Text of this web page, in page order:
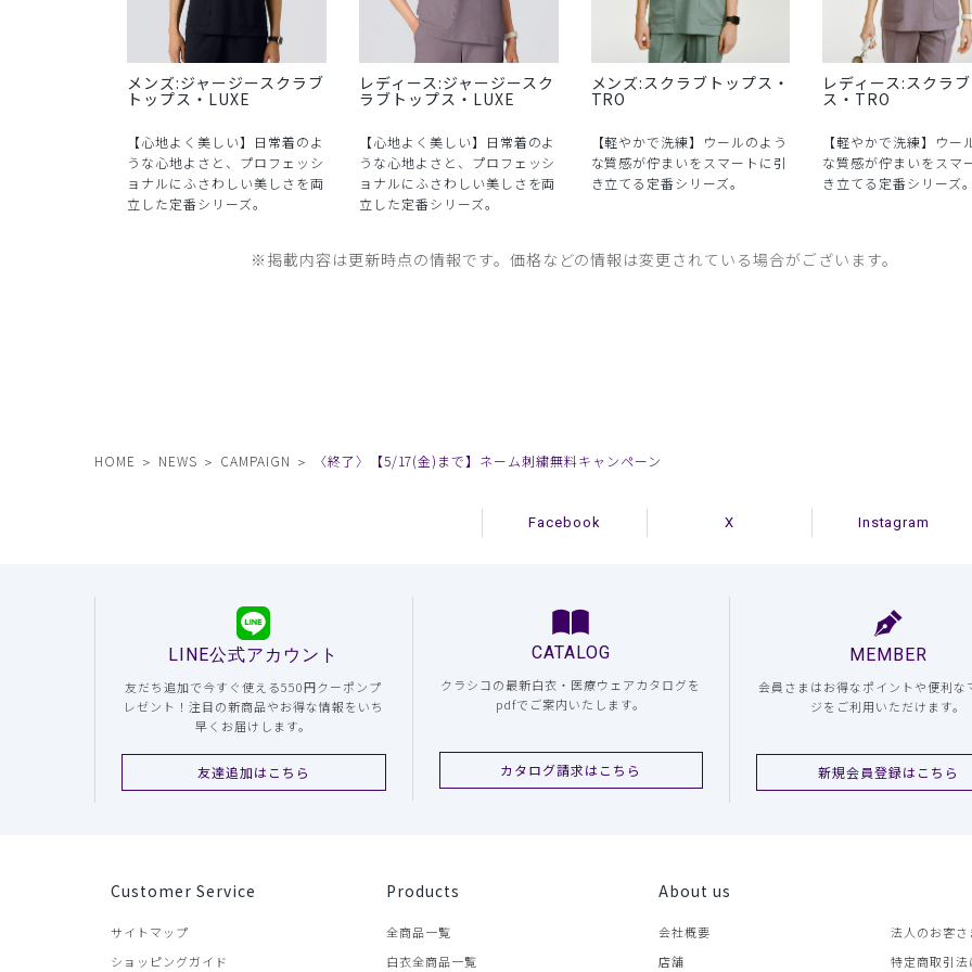
メンズ:ジャージースクラブ
トップス・LUXE
【心地よく美しい】日常着のよ
うな心地よさと、プロフェッシ
ョナルにふさわしい美しさを両
立した定番シリーズ。
レディース:ジャージースク
ラブトップス・LUXE
【心地よく美しい】日常着のよ
うな心地よさと、プロフェッシ
ョナルにふさわしい美しさを両
立した定番シリーズ。
メンズ:スクラブトップス・
TRO
【軽やかで洗練】ウールのよう
な質感が佇まいをスマートに引
き立てる定番シリーズ。
レディース:スクラ
ス・TRO
【軽やかで洗練】ウー
な質感が佇まいをスマ
き立てる定番シリーズ。
※掲載内容は更新時点の情報です。価格などの情報は変更されている場合がございます。
HOME NEWS CAMPAIGN 〈終了〉【5/17(金)まで】ネーム刺繍無料キャンペーン
Facebook X Instagram
LINE公式アカウント
友だち追加で今すぐ使える550円クーポンプ
レゼント！注目の新商品やお得な情報をいち
早くお届けします。
友達追加はこちら
CATALOG
クラシコの最新白衣・医療ウェアカタログを
pdfでご案内いたします。
カタログ請求はこちら
MEMBER
会員さまはお得なポイントや便利な
ジをご利用いただけます。
新規会員登録はこちら
Customer Service
サイトマップ
ショッピングガイド
Products
全商品一覧
白衣全商品一覧
About us
会社概要
店舗
法人のお客さ
特定商取引